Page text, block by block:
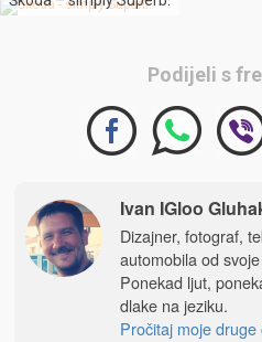
Podijeli s
Ivan IGloo
Dizajner, fotograf,
automobila od
Ponekad ljut,
dlake na jeziku.
Pročitaj moje druge